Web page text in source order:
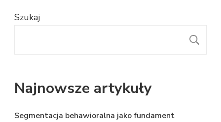
Szukaj
Najnowsze artykuły
Segmentacja behawioralna jako fundament